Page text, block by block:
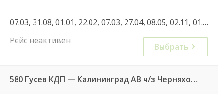
07.03, 31.08, 01.01, 22.02, 07.03, 27.04, 08.05, 02.11, 01.11, 28.12, 01.01, 30.04, 07.05
Рейс неактивен
Выбрать
580 Гусев КДП — Калининград АВ ч/з Черняховск АС